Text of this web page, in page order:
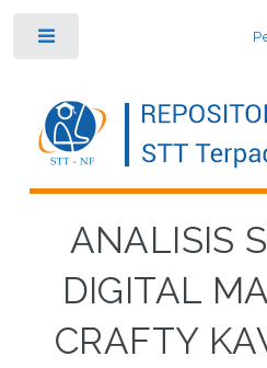
ANALISIS
DIGITAL
CRAFTY